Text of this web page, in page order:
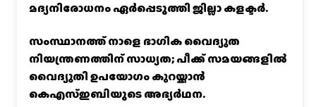
മദ്യനിരോധനം ഏര്‍പ്പെടുത്തി ജില്ലാ കളക്ടര്‍.
സംസ്ഥാനത്ത് നാളെ ഭാഗിക വൈദ്യുത
നിയന്ത്രണത്തിന് സാധ്യത; പീക്ക് സമയങ്ങളില്‍
വൈദ്യുതി ഉപയോഗം കുറയ്ക്കാൻ
കെഎസ്‌ഇബിയുടെ അഭ്യര്‍ഥന.